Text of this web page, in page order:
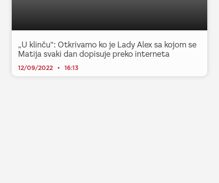
„U klinču“: Otkrivamo ko je Lady Alex sa kojom se
Matija svaki dan dopisuje preko interneta
12/09/2022 16:13